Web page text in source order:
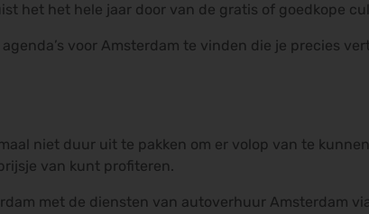
het het hele jaar door van de gratis of goedkope
voor Amsterdam te vinden die je precies
niet duur uit te pakken om er volop van te
van kunt profiteren.
met de diensten van autoverhuur Amsterdam via